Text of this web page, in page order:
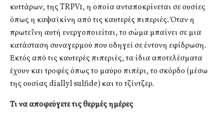
κυττάρων, της TRPV1, η οποία ανταποκρίνεται σε ουσίες
όπως η καψαϊκίνη από τις καυτερές πιπεριές. Όταν η
πρωτεΐνη αυτή ενεργοποιείται, το σώμα μπαίνει σε μια
κατάσταση συναγερμού που οδηγεί σε έντονη εφίδρωση.
Εκτός από τις καυτερές πιπεριές, τα ίδια αποτελέσματα
έχουν και τροφές όπως το μαύρο πιπέρι, το σκόρδο (μέσω
της ουσίας diallyl sulfide) και το τζίντζερ.
Τι να αποφεύγετε τις θερμές ημέρες